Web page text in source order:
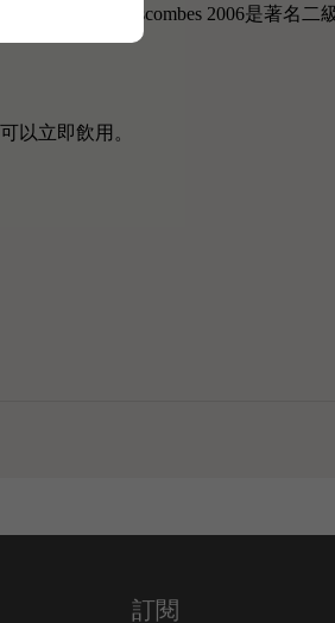
de Lascombes 2006是著名二
以立即飲用。
訂閱